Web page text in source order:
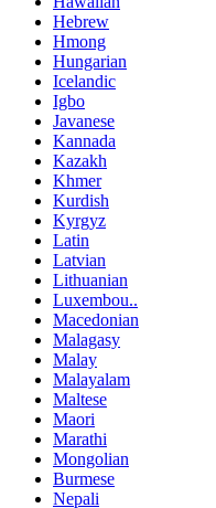
Hebrew
Hmong
Hungarian
Icelandic
Igbo
Javanese
Kannada
Kazakh
Khmer
Kurdish
Kyrgyz
Latin
Latvian
Lithuanian
Luxembou..
Macedonian
Malagasy
Malay
Malayalam
Maltese
Maori
Marathi
Mongolian
Burmese
Nepali